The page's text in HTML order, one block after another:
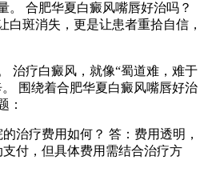
。 合肥华夏白癜风嘴唇好治吗？
白斑消失，更是让患者重拾自信，
治疗白癜风，就像“蜀道难，难于
。 围绕着合肥华夏白癜风嘴唇好治
：
治疗费用如何？ 答：费用透明，
付，但具体费用需结合治疗方